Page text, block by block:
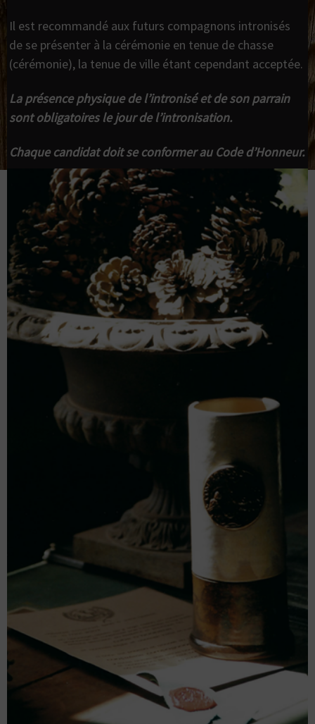
Il est recommandé aux futurs compagnons intronisés
de se présenter à la cérémonie en tenue de chasse
(cérémonie), la tenue de ville étant cependant acceptée.
La présence physique de l’intronisé et de son parrain
sont obligatoires le jour de l’intronisation.
Chaque candidat doit se conformer au Code d’Honneur.